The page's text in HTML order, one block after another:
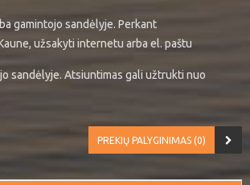
gamintojo sandėlyje. Perkant
užsakyti internetu arba el. paštu
sandėlyje. Atsiuntimas gali užtrukti nuo
PREKIŲ PALYGINIMAS (0)